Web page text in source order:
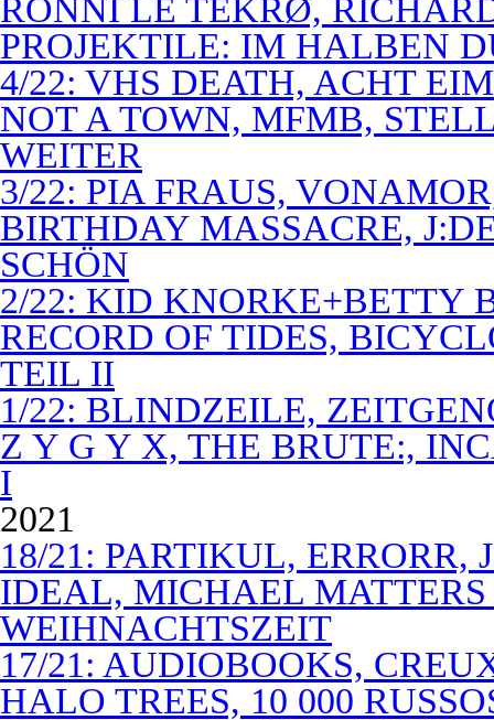
RONNI LE TEKRØ,
PROJEKTILE: IM HALBEN
4/22: VHS DEATH, ACHT
NOT A TOWN, MFMB,
WEITER
3/22: PIA FRAUS,
BIRTHDAY MASSACRE,
SCHÖN
2/22: KID KNORKE+BETTY
RECORD OF TIDES,
TEIL II
1/22: BLINDZEILE,
Z Y G Y X, THE BRUTE:,
I
2021
18/21: PARTIKUL,
IDEAL, MICHAEL
WEIHNACHTSZEIT
17/21: AUDIOBOOKS,
HALO TREES, 10 000